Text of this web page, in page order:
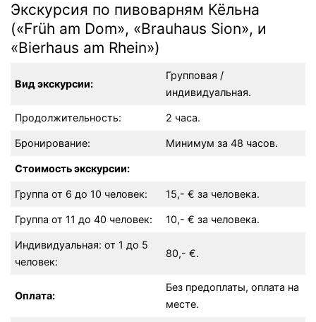
Экскурсия по пивоварням Кёльна
(«Früh am Dom», «Brauhaus Sion», и
«Bierhaus am Rhein»)
Вид экскурсии:
Групповая /
индивидуальная.
Продолжительность: 2 часа.
Бронирование: Минимум за 48 часов.
Стоимость экскурсии:
Группа от 6 до 10 человек: 15,- € за человека.
Группа от 11 до 40 человек: 10,- € за человека.
Индивидуальная: от 1 до 5
человек:
80,- €.
Оплата:
Без предоплаты, оплата на
месте.